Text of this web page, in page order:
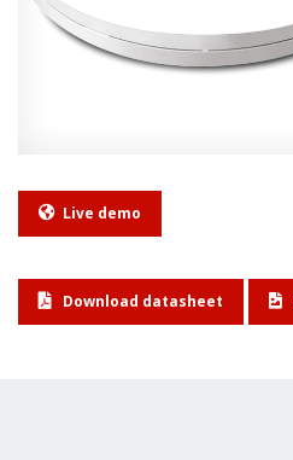
Live demo
Download datasheet